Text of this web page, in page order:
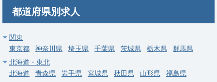
日120日以上・つくばエクスプレス三郷中央駅
募集科目
勤務地 埼玉県 三郷市
給与 年収 1,000万円 ～ 1,800万円
都道府県別求人
関東
東京都
神奈川県 埼玉県 千葉県 茨城県 栃木県
群馬県
北海道・東北
北海道
青森県 岩手県 宮城県 秋田県 山形県
福島県